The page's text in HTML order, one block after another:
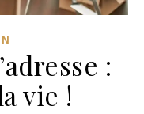
:
vie !